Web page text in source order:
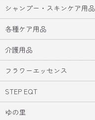
シャンプー・スキンケア用品
各種ケア用品
介護用品
フラワーエッセンス
STEP EQT
ゆの里